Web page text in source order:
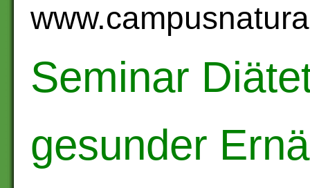
Seminar
gesunder